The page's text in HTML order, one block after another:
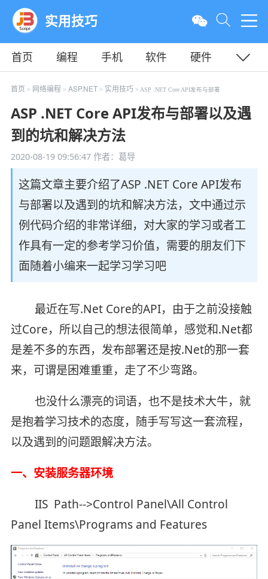
实用技巧
首页 编程 手机 软件
硬件
教程
平面 服务器
首页 > 网络编程 > ASP.NET > 实用技巧 > ASP .NET Core API发布与部署
ASP .NET Core API发布与部署以及遇
到的坑和解决方法
2020-08-19 09:56:47作者：葛导
这篇文章主要介绍了ASP .NET Core API发布
与部署以及遇到的坑和解决方法，文中通过示
例代码介绍的非常详细，对大家的学习或者工
作具有一定的参考学习价值，需要的朋友们下
面随着小编来一起学习学习吧
最近在写.Net Core的API，由于之前没接触
过Core，所以自己的想法很简单，感觉和.Net都
是差不多的东西，发布部署还是按.Net的那一套
来，可谓是困难重重，走了不少弯路。
也没什么漂亮的词语，也不是技术大牛，就
是抱着学习技术的态度，随手写写这一套流程，
以及遇到的问题跟解决方法。
一、安装服务器环境
IIS Path-->Control Panel\All Control
Panel Items\Programs and Features